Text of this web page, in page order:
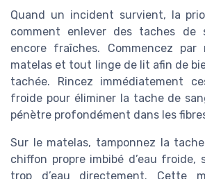
Quand un incident survient, la
comment enlever des taches de
encore fraîches. Commencez
matelas et tout linge de lit afin de
tachée. Rincez immédiatement
froide pour éliminer la tache de
pénètre profondément dans les
Sur le matelas, tamponnez la
chiffon propre imbibé d’eau froide,
trop d’eau directement. Cette